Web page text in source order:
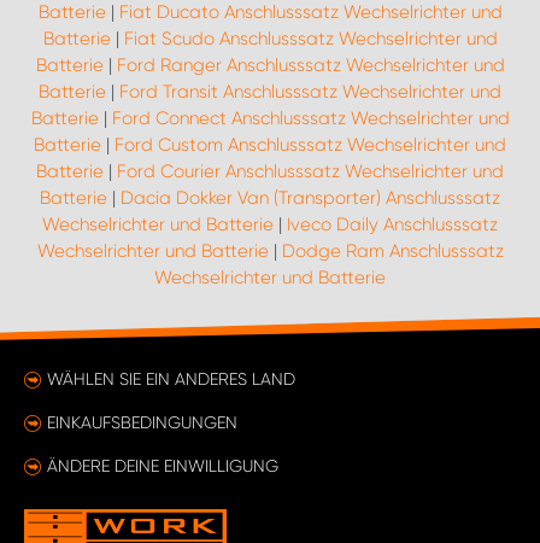
Batterie| Fiat Ducato Anschlusssatz Wechselrichter und
Batterie| Fiat Scudo Anschlusssatz Wechselrichter und
Batterie| Ford Ranger Anschlusssatz Wechselrichter und
Batterie | Ford Transit Anschlusssatz Wechselrichter und
Batterie| Ford Connect Anschlusssatz Wechselrichter und
Batterie | Ford Custom Anschlusssatz Wechselrichter und
Batterie | Ford Courier Anschlusssatz Wechselrichter und
Batterie | Dacia Dokker Van (Transporter) Anschlusssatz
Wechselrichter und Batterie | Iveco Daily Anschlusssatz
Wechselrichter und Batterie| Dodge Ram Anschlusssatz
Wechselrichter und Batterie
WÄHLEN SIE EIN ANDERES LAND
EINKAUFSBEDINGUNGEN
ÄNDERE DEINE EINWILLIGUNG